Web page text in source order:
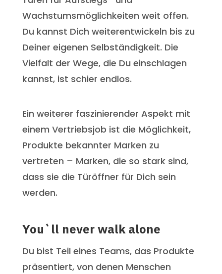
Wachstumsmöglichkeiten weit offen.
Du kannst Dich weiterentwickeln bis zu
Deiner eigenen Selbständigkeit. Die
Vielfalt der Wege, die Du einschlagen
kannst, ist schier endlos.
Ein weiterer faszinierender Aspekt mit
einem Vertriebsjob ist die Möglichkeit,
Produkte bekannter Marken zu
vertreten – Marken, die so stark sind,
dass sie die Türöffner für Dich sein
werden.
You`ll never walk alone
Du bist Teil eines Teams, das Produkte
präsentiert, von denen Menschen